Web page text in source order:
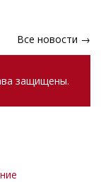
Все новости →
защищены.